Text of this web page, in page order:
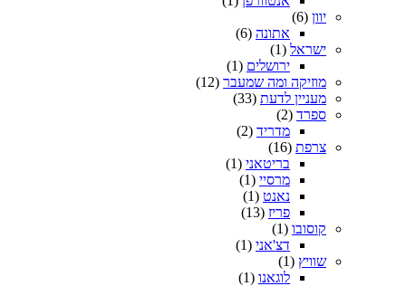
יוון (6)
אתונה (6)
ישראל (1)
ירושלים (1)
מוזיקה ומה שמעבר (12)
מעניין לדעת (33)
ספרד (2)
מדריד (2)
צרפת (16)
בריטאני (1)
מרסיי (1)
נאנט (1)
פריז (13)
קוסובו (1)
דצ'אני (1)
שוויץ (1)
לוגאנו (1)